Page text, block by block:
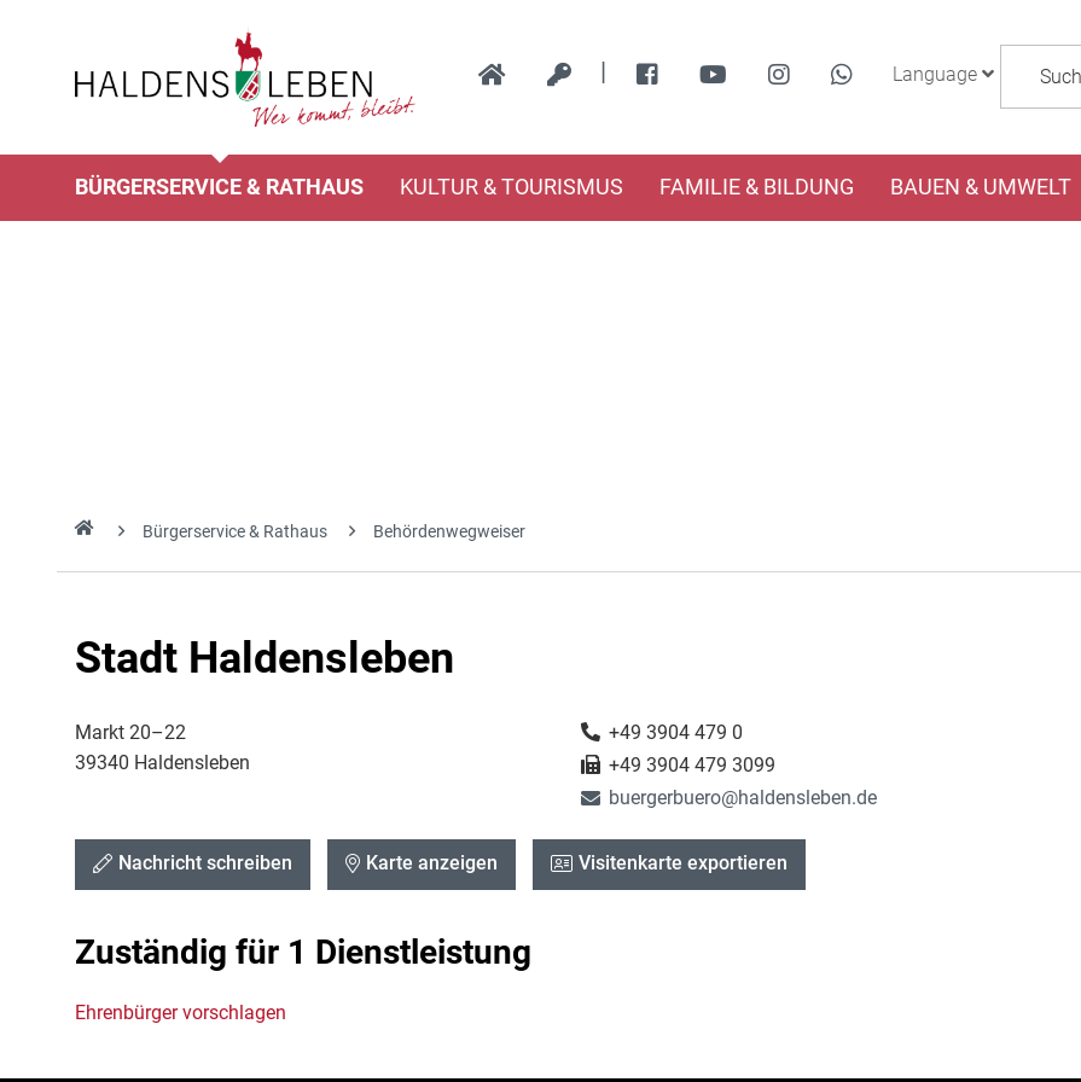
| Language
BÜRGERSERVICE & RATHAUS KULTUR & TOURISMUS FAMILIE & BILDUNG BAUEN & UMWELT
Bürgerservice & Rathaus Behördenwegweiser
Stadt Haldensleben
Markt 20–22
39340 Haldensleben
+49 3904 479 0
+49 3904 479 3099
buergerbuero@haldensleben.de
Nachricht schreiben Karte anzeigen Visitenkarte exportieren
Zuständig für 1 Dienstleistung
Ehrenbürger vorschlagen